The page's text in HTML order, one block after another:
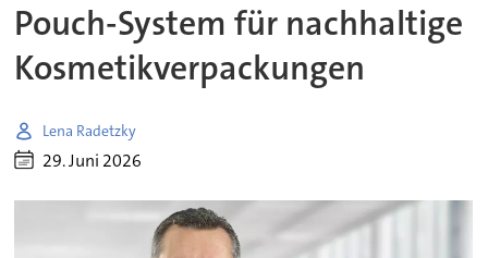
Pouch-System für nachhaltige
Kosmetikverpackungen
Lena Radetzky
29. Juni 2026